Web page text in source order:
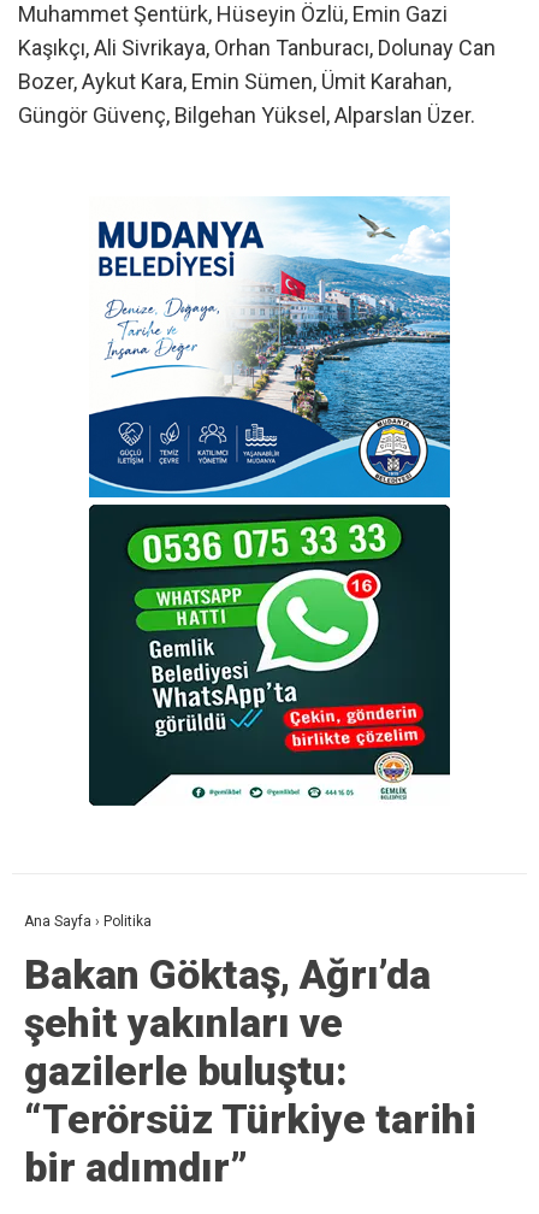
Muhammet Şentürk, Hüseyin Özlü, Emin Gazi
Kaşıkçı, Ali Sivrikaya, Orhan Tanburacı, Dolunay Can
Bozer, Aykut Kara, Emin Sümen, Ümit Karahan,
Güngör Güvenç, Bilgehan Yüksel, Alparslan Üzer.
Ana Sayfa › Politika
Bakan Göktaş, Ağrı’da
şehit yakınları ve
gazilerle buluştu:
“Terörsüz Türkiye tarihi
bir adımdır”